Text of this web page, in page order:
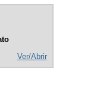
Ver/Abrir